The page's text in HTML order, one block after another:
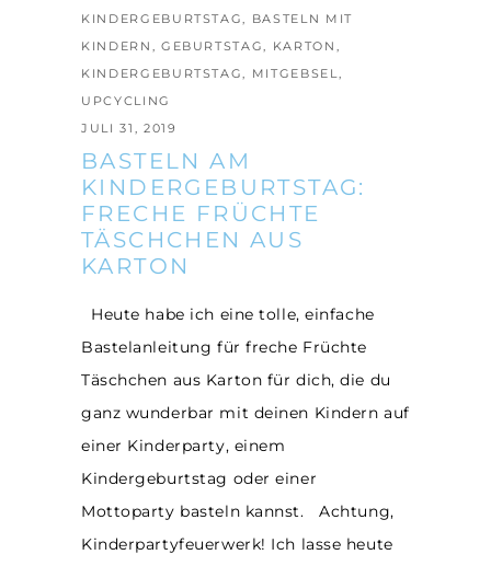
KINDERGEBURTSTAG, BASTELN MIT
KINDERN , GEBURTSTAG, KARTON ,
KINDERGEBURTSTAG, MITGEBSEL,
UPCYCLING
JULI 31, 2019
BASTELN AM
KINDERGEBURTSTAG:
FRECHE FRÜCHTE
TÄSCHCHEN AUS
KARTON
Heute habe ich eine tolle, einfache
Bastelanleitung für freche Früchte
Täschchen aus Karton für dich, die du
ganz wunderbar mit deinen Kindern auf
einer Kinderparty, einem
Kindergeburtstag oder einer
Mottoparty basteln kannst. Achtung,
Kinderpartyfeuerwerk! Ich lasse heute